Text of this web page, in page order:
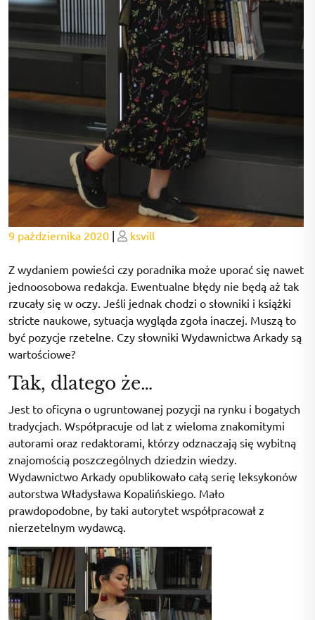
Posted
9 października 2020 | Posted
ksvill
Z wydaniem powieści czy poradnika może uporać się nawet
jednoosobowa redakcja. Ewentualne błędy nie będą aż tak
rzucały się w oczy. Jeśli jednak chodzi o słowniki i książki
stricte naukowe, sytuacja wygląda zgoła inaczej. Muszą to
być pozycje rzetelne. Czy słowniki Wydawnictwa Arkady są
wartościowe?
Tak, dlatego że…
Jest to oficyna o ugruntowanej pozycji na rynku i bogatych
tradycjach. Współpracuje od lat z wieloma znakomitymi
autorami oraz redaktorami, którzy odznaczają się wybitną
znajomością poszczególnych dziedzin wiedzy.
Wydawnictwo Arkady opublikowało całą serię leksykonów
autorstwa Władysława Kopalińskiego. Mało
prawdopodobne, by taki autorytet współpracował z
nierzetelnym wydawcą.